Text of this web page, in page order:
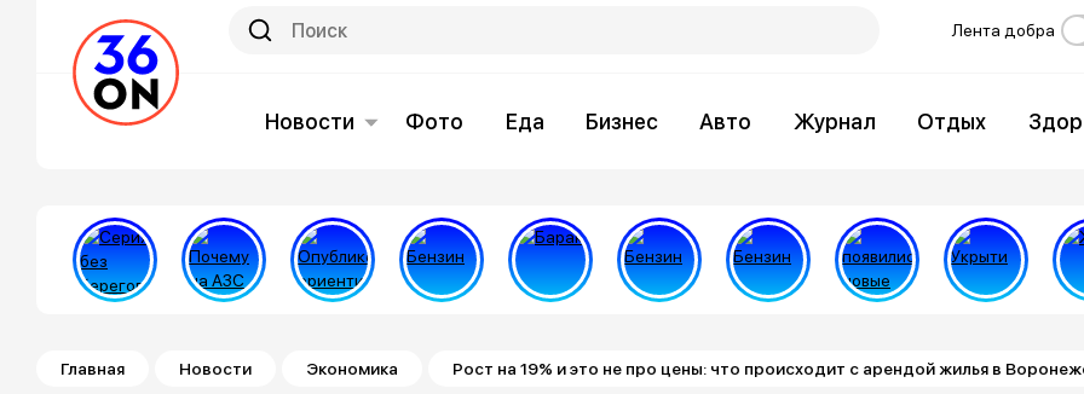
Лента добра
Новости Фото Еда Бизнес Авто Журнал Отдых
Строка навигации
Главная Новости Экономика Рост на 19% и это не про цены: что происходит с арендой жилья в